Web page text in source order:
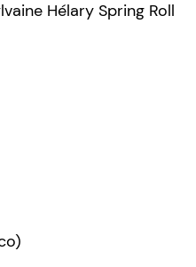
Hélary Spring Roll